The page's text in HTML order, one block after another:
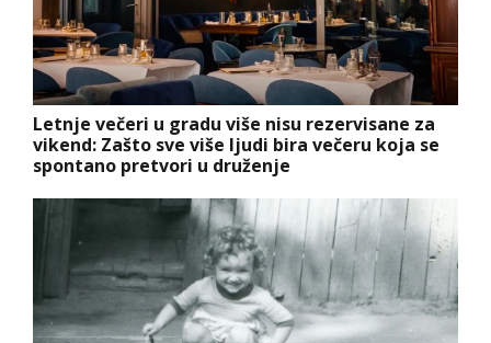
Letnje večeri u gradu više nisu rezervisane za
vikend: Zašto sve više ljudi bira večeru koja se
spontano pretvori u druženje